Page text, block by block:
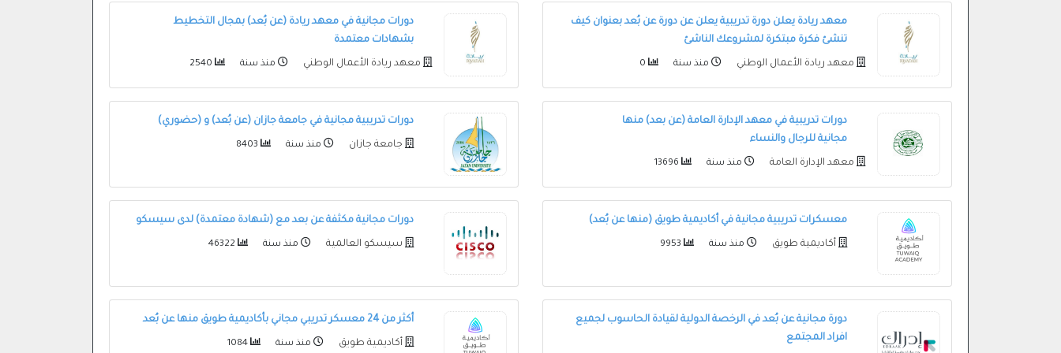
معهد ريادة يعلن دورة تدريبية يعلن عن دورة عن بُعد بعنوان كيف
تنشئ فكرة مبتكرة لمشروعك الناشئ
معهد ريادة الأعمال الوطني منذ سنة
دورات مجانية في معهد ريادة (عن بُعد) بمجال التخطيط
بشهادات معتمدة
معهد ريادة الأعمال الوطني منذ سنة
دورات تدريبية في معهد الإدارة العامة (عن بعد) منها
مجانية للرجال والنساء
معهد الإدارة العامة منذ سنة
دورات تدريبية مجانية في جامعة جازان (عن بُعد) و (حضوري)
جامعة جازان منذ سنة
معسكرات تدريبية مجانية في أكاديمية طويق (منها عن بُعد)
أكاديمية طويق منذ سنة
دورات مجانية مكثفة⁧ عن بعد⁩ مع (شهادة معتمدة) لدى ‏سيسكو
سيسكو العالمية منذ سنة
دورة مجانية عن بُعد في الرخصة الدولية لقيادة الحاسوب لجميع
افراد المجتمع
أكثر من 24 معسكر تدريبي مجاني بأكاديمية طويق منها عن بُعد
أكاديمية طويق منذ سنة